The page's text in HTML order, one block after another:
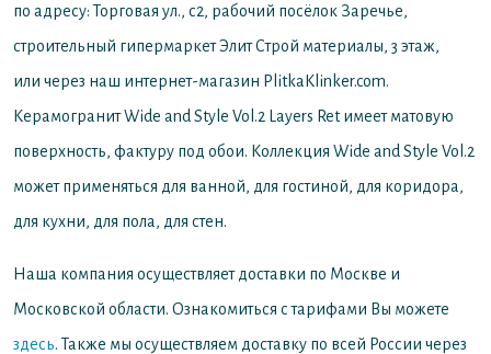
по адресу: Торговая ул., с2, рабочий посёлок Заречье,
строительный гипермаркет Элит Строй материалы, 3 этаж,
или через наш интернет-магазин PlitkaKlinker.com.
Керамогранит Wide and Style Vol.2 Layers Ret имеет матовую
поверхность, фактуру под обои. Коллекция Wide and Style Vol.2
может применяться для ванной, для гостиной, для коридора,
для кухни, для пола, для стен.
Наша компания осуществляет доставки по Москве и
Московской области. Ознакомиться с тарифами Вы можете
здесь. Также мы осуществляем доставку по всей России через